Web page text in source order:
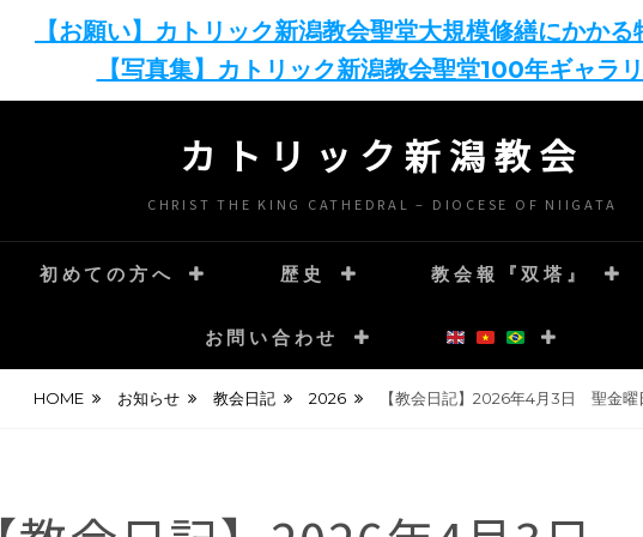
【お願い】カトリック新潟教会聖堂大規模修繕にかかる
【写真集】カトリック新潟教会聖堂100年ギャラ
カトリック新潟教会
CHRIST THE KING CATHEDRAL – DIOCESE OF NIIGATA
初めての方へ 歴史 教会報『双塔』
お問い合わせ
HOME お知らせ 教会日記 2026 【教会日記】2026年4月3日 聖金曜